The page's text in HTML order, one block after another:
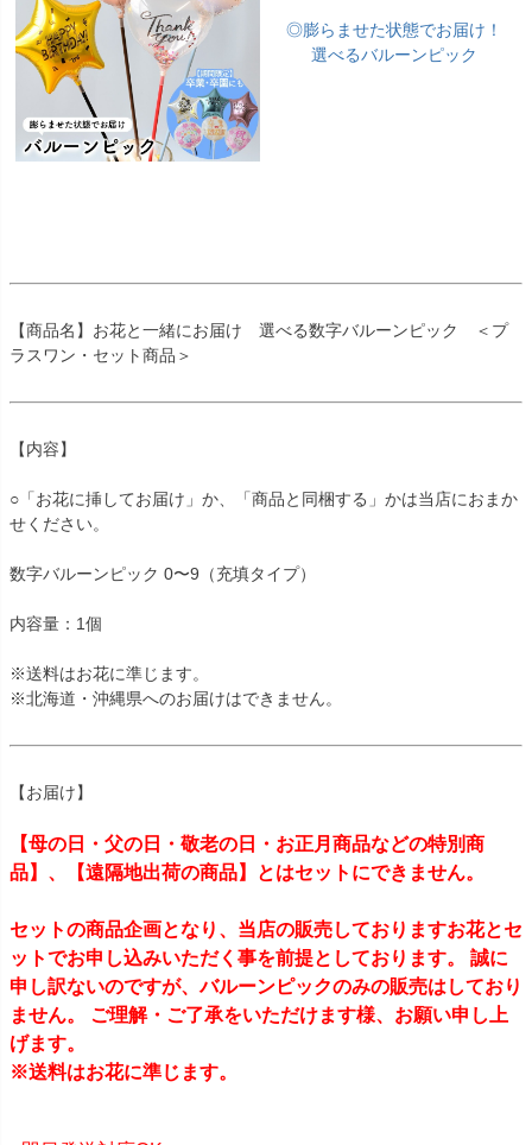
◎膨らませた状態でお届け！
選べるバルーンピック
【商品名】お花と一緒にお届け 選べる数字バルーンピック ＜プ
ラスワン・セット商品＞
【内容】
○「お花に挿してお届け」か、「商品と同梱する」かは当店におまか
せください。
数字バルーンピック 0〜9（充填タイプ）
内容量：1個
※送料はお花に準じます。
※北海道・沖縄県へのお届けはできません。
【お届け】
【母の日・父の日・敬老の日・お正月商品などの特別商
品】、【遠隔地出荷の商品】とはセットにできません。
セットの商品企画となり、当店の販売しておりますお花とセ
ットでお申し込みいただく事を前提としております。 誠に
申し訳ないのですが、バルーンピックのみの販売はしており
ません。 ご理解・ご了承をいただけます様、お願い申し上
げます。
※送料はお花に準じます。